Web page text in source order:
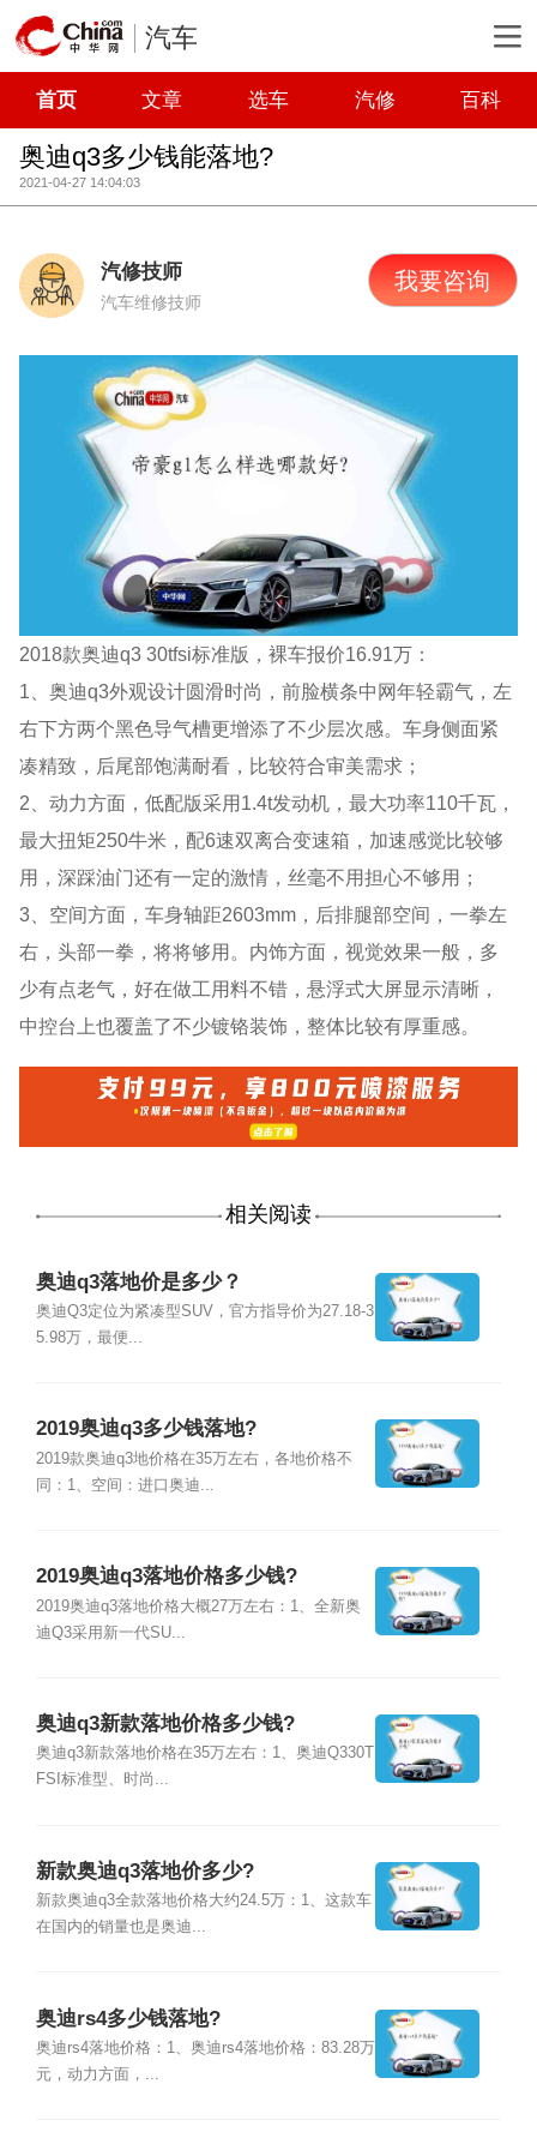
汽车
首页 文章 选车 汽修 百科
奥迪q3多少钱能落地?
2021-04-27 14:04:03
汽修技师
汽车维修技师
我要咨询
2018款奥迪q3 30tfsi标准版，裸车报价16.91万：
1、奥迪q3外观设计圆滑时尚，前脸横条中网年轻霸气，左
右下方两个黑色导气槽更增添了不少层次感。车身侧面紧
凑精致，后尾部饱满耐看，比较符合审美需求；
2、动力方面，低配版采用1.4t发动机，最大功率110千瓦，
最大扭矩250牛米，配6速双离合变速箱，加速感觉比较够
用，深踩油门还有一定的激情，丝毫不用担心不够用；
3、空间方面，车身轴距2603mm，后排腿部空间，一拳左
右，头部一拳，将将够用。内饰方面，视觉效果一般，多
少有点老气，好在做工用料不错，悬浮式大屏显示清晰，
中控台上也覆盖了不少镀铬装饰，整体比较有厚重感。
相关阅读
奥迪q3落地价是多少？
奥迪Q3定位为紧凑型SUV，官方指导价为27.18-3
5.98万，最便...
2019奥迪q3多少钱落地?
2019款奥迪q3地价格在35万左右，各地价格不
同：1、空间：进口奥迪...
2019奥迪q3落地价格多少钱?
2019奥迪q3落地价格大概27万左右：1、全新奥
迪Q3采用新一代SU...
奥迪q3新款落地价格多少钱?
奥迪q3新款落地价格在35万左右：1、奥迪Q330T
FSI标准型、时尚...
新款奥迪q3落地价多少?
新款奥迪q3全款落地价格大约24.5万：1、这款车
在国内的销量也是奥迪...
奥迪rs4多少钱落地?
奥迪rs4落地价格：1、奥迪rs4落地价格：83.28万
元，动力方面，...